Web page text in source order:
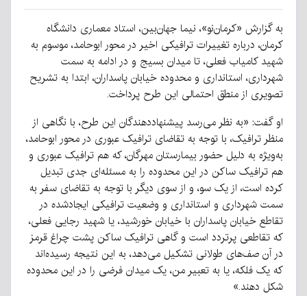
به گزارش «کرمان‌نو»، نیما جهان‌بین، استاد معماری دانشگاه
کرمان، درباره تغییرات ترافیکی اخیر در محور ابوحامد، موسوم به
شهید کامیاب فعلی، تا میدان بسیج و در ادامه به سمت
شهرداری، استانداری و محدوده خیابان پاسداران، ابتدا به تشریح
تصویری از منطق احتمالی این طرح پرداخت.
او گفت: «به نظر می‌رسد پیشنهاددهندگان این طرح، با نگاهی از
منظر ترافیک، با توجه به تقاضای ترافیک عبوری در محور ابوحامد،
به‌ویژه به دلیل حضور بیمارستان مهرگان، که هم ترافیک عبوری و
هم ترافیک ساکن در این محدوده را به مسئله‌ای جدی تبدیل
کرده است، از یک سو، و از سوی دیگر با توجه به تقاضای سفر به
سمت شهرداری و استانداری و وضعیت ترافیکی ایجادشده در
تقاطع خیابان پاسداران با خیابان خورشید، یا شهید رجایی فعلی،
که تقاطعی پرتردد است و گاهی ترافیک ساکن پشت چراغ قرمز
در آن صف‌های طولانی تشکیل می‌دهد، به این نتیجه رسیده‌اند
که یک فلکه، یا به تعبیر من، یک میدان فرضی را در این محدوده
شکل دهند.»